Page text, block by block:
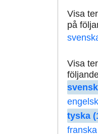
Visa
på
Visa
tyska